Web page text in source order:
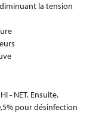
la tension
- NET. Ensuite,
pour désinfection